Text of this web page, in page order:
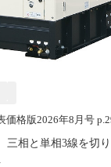
価格版2026年8月号
三相と単相3線を切